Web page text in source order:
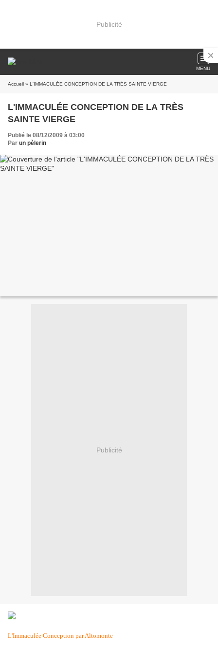
Publicité
MENU
Accueil » L'IMMACULÉE CONCEPTION DE LA TRÈS SAINTE VIERGE
L'IMMACULÉE CONCEPTION DE LA TRÈS
SAINTE VIERGE
Publié le 08/12/2009 à 03:00
Par un pèlerin
Publicité
L'Immaculée Conception par Altomonte